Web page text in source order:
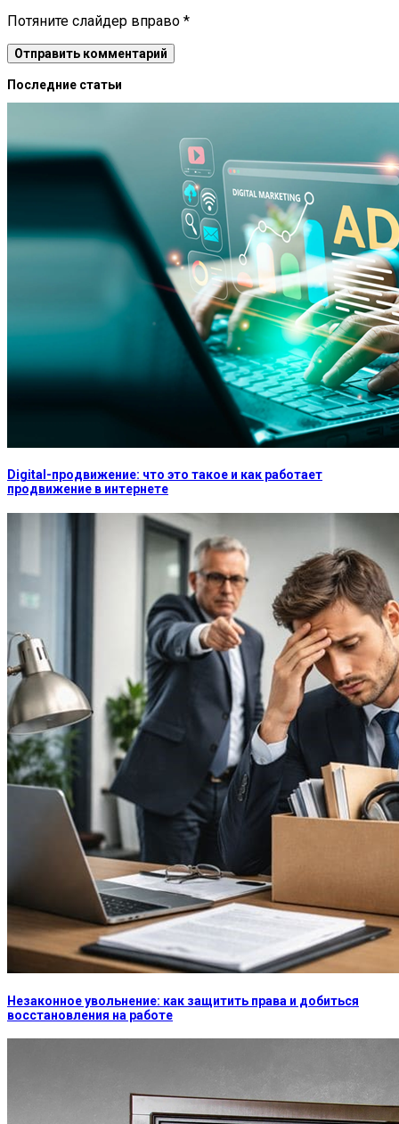
Потяните слайдер вправо *
Последние статьи
Digital-продвижение: что это такое и как работает
продвижение в интернете
Незаконное увольнение: как защитить права и добиться
восстановления на работе